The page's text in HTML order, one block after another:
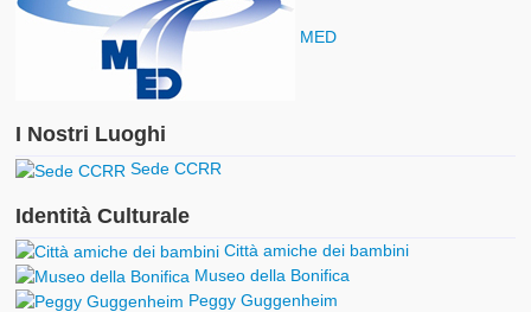
MED
I Nostri Luoghi
Sede CCRR
Identità Culturale
Città amiche dei bambini
Museo della Bonifica
Peggy Guggenheim